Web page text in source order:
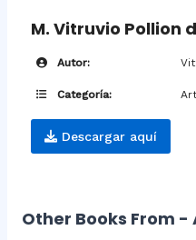
M. Vitruvio Pollion
Autor:
Categoría:
Descargar aquí
Other Books From -